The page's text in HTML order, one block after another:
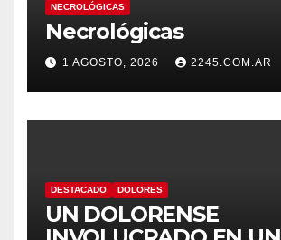
NECROLÓGICAS
Necrológicas
1 AGOSTO, 2026 2245.COM.AR
DESTACADO DOLORES
UN DOLORENSE